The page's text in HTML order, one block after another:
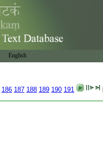
English
186 187 188 189 190 191